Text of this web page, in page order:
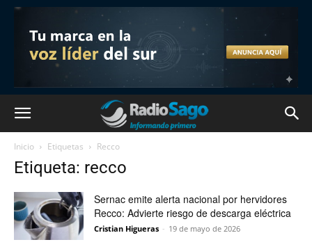
Inicio Etiquetas Recco
Etiqueta: recco
Sernac emite alerta nacional por hervidores
Recco: Advierte riesgo de descarga eléctrica
Cristian Higueras - 19 de mayo de 2026